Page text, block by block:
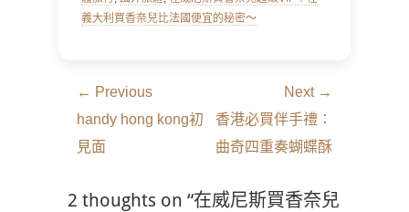
義大利買香奈兒比法國便宜的秘密～
文
章
導
覽
← Previous
Previous
post:
handy hong kong初
見面
Next →
Next
post:
香港必買伴手禮：
曲奇四重奏蝴蝶酥
2 thoughts on “在威尼斯買香奈兒